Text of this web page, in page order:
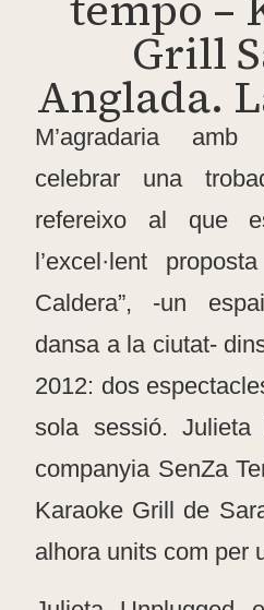
Grill
Anglada.
M’agradaria
celebrar una
refereixo al que
l’excel·lent
Caldera”, -un
dansa a la ciutat-
2012: dos
sola sessió.
companyia SenZa
Karaoke Grill de
alhora units com per